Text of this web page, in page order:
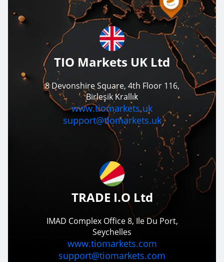
TIO Markets UK Ltd
8 Devonshire Square, 4th Floor 116,
Birleşik Krallık
www.tiomarkets.uk
support@tiomarkets.uk
TRADE I.O Ltd
IMAD Complex Office 8, Ile Du Port,
Seychelles
www.tiomarkets.com
support@tiomarkets.com